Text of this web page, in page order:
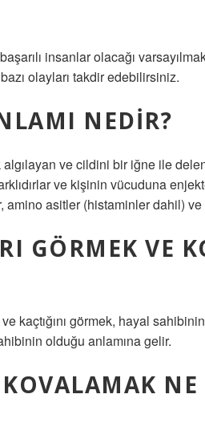
insanlar olacağı
olayları takdir edebilirsiniz.
NEDIR?
ve cildini bir iğne ile
ve kişinin vücuduna
asitler (histaminler dahil)
GÖRMEK VE
kaçtığını görmek, hayal
olduğu anlamına gelir.